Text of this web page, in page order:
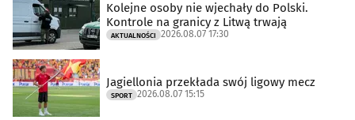
Kolejne osoby nie wjechały do Polski.
Kontrole na granicy z Litwą trwają
AKTUALNOŚCI 2026.08.07 17:30
Jagiellonia przekłada swój ligowy mecz
SPORT 2026.08.07 15:15